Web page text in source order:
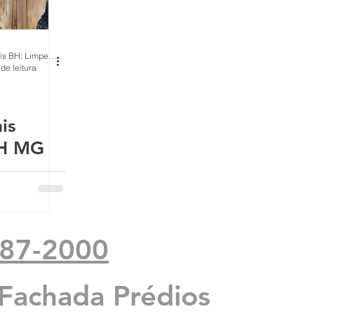
BH Renovo Reformas Prediais BH: Limpeza Manutenção Predial Fachada
leitura
MG
2000
Prédios